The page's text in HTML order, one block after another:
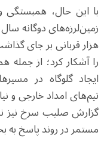
با این حال،
هزار قربانی بر جای
را آشکار کرد؛ از جمله
ایجاد گلوگاه در
تیم‌های امداد خارجی و
گزارش صلیب سرخ نیز
مستمر در روند پاسخ به